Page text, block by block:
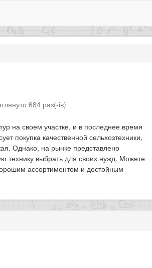
684 раз(-ів)
на своем участке, и в последнее время
покупка качественной сельхозтехники,
Однако, на рынке представлено
технику выбрать для своих нужд. Можете
ассортиментом и достойным